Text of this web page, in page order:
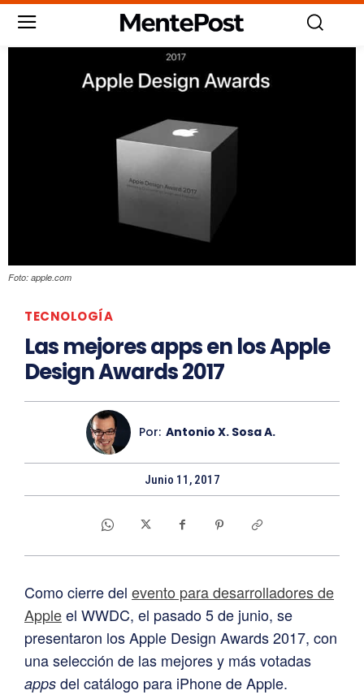
Foto: apple.com
TECNOLOGÍA
Las mejores apps en los Apple
Design Awards 2017
Por: Antonio X. Sosa A.
Junio 11, 2017
Como cierre del evento para desarrolladores de
Appleel WWDC, el pasado 5 de junio, se
presentaron los Apple Design Awards 2017, con
una selección de las mejores y más votadas
apps del catálogo para iPhone de Apple.